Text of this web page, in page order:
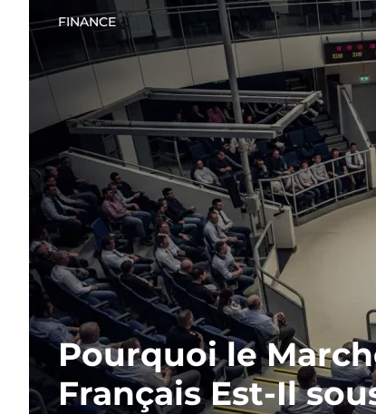
FINANCE
Pourquoi le
Français Est-Il